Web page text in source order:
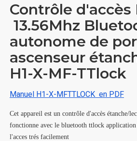
Contrôle d'accès
13.56Mhz
autonome de
ascenseur
H1-X-MF-TTlock
Manuel H1-X-MFTTLOCK en PDF
Cet appareil est un contrôle d'accès étanche/
fonctionne avec le bluetooth ttlock
l'acces trés facilement